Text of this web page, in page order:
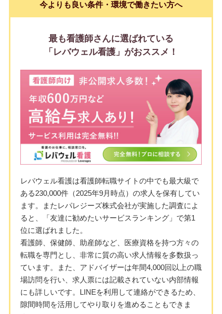
今よりも良い条件・環境で働きたい方へ
最も看護師さんに選ばれている
「レバウェル看護」がおススメ！
レバウェル看護は看護師転職サイトの中でも最大級で
ある230,000件（2025年9月時点）の求人を保有してい
ます。またレパレジーズ株式会社が実施した調査によ
ると、「友達に勧めたいサービスランキング」で第1
位に選ばれました。
看護師、保健師、助産師など、医療資格を持つ方々の
転職を専門とし、非常に質の高い求人情報を多数扱っ
ています。また、アドバイザーは年間4,000回以上の職
場訪問を行い、求人票には記載されていない内部情報
にも詳しいです。LINEを利用して連絡ができるため、
隙間時間を活用してやり取りを進めることもできま